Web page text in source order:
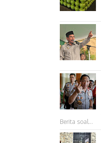
Berita soal...